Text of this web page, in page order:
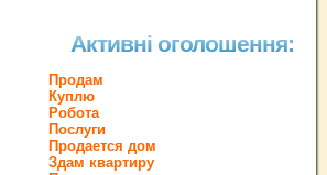
Активні оголошення:
Продам
Куплю
Робота
Послуги
Продается дом
Здам квартиру